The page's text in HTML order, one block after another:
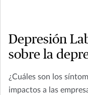
Depresión
sobre la
¿Cuáles son los
impactos a las